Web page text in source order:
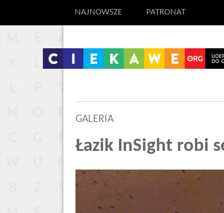
NAJNOWSZE PATRONAT
GALERIA
Łazik InSight robi